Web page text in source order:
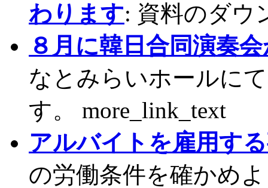
わります: 資料のダウ
８月に韓日合同演奏
なとみらいホールに
す。 more_link_text
アルバイトを雇用す
の労働条件を確かめ